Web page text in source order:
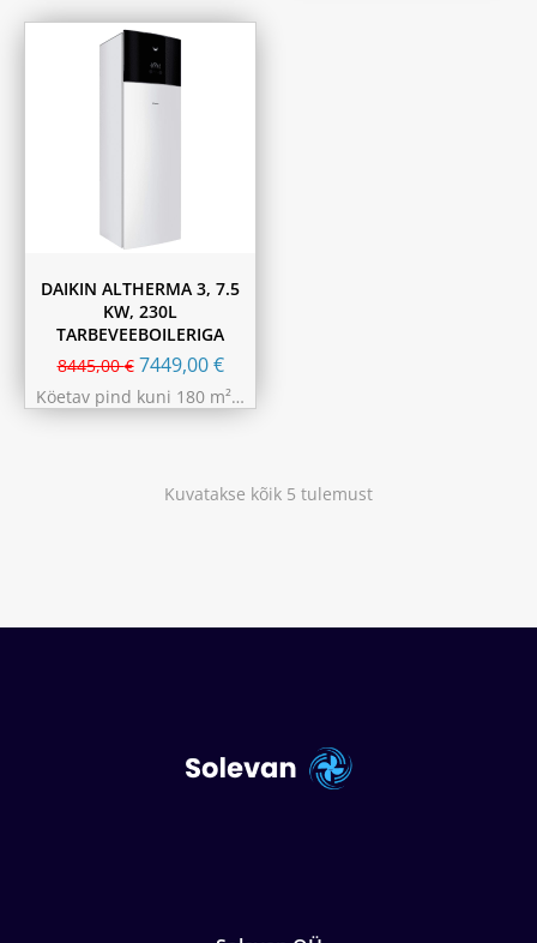
DAIKIN ALTHERMA 3, 7.5
KW, 230L
TARBEVEEBOILERIGA
8445,00€ 7449,00€
Köetav pind kuni 180 m²…
Kuvatakse kõik 5 tulemust